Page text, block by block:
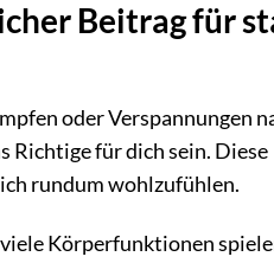
Beitrag für
oder Verspannungen
Richtige für dich sein. Diese
rundum wohlzufühlen.
Körperfunktionen